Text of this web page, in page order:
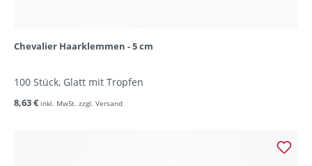
Chevalier Haarklemmen - 5 cm
100 Stück, Glatt mit Tropfen
8,63 € inkl. MwSt. zzgl. Versand